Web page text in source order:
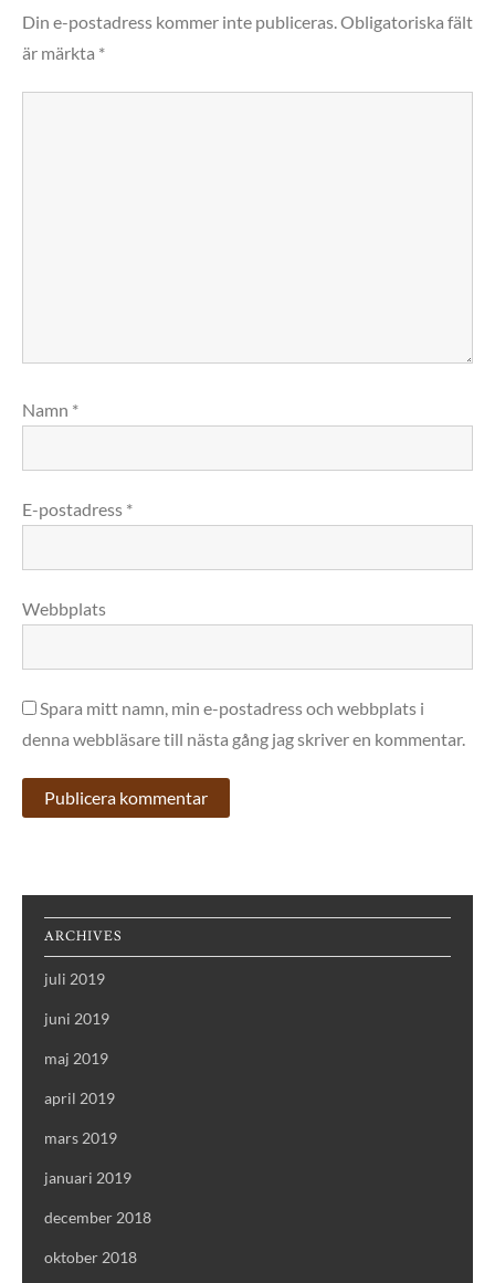
Din e-postadress kommer inte publiceras.Obligatoriska fält
är märkta *
Namn *
E-postadress *
Webbplats
Spara mitt namn, min e-postadress och webbplats i
denna webbläsare till nästa gång jag skriver en kommentar.
ARCHIVES
juli 2019
juni 2019
maj 2019
april 2019
mars 2019
januari 2019
december 2018
oktober 2018